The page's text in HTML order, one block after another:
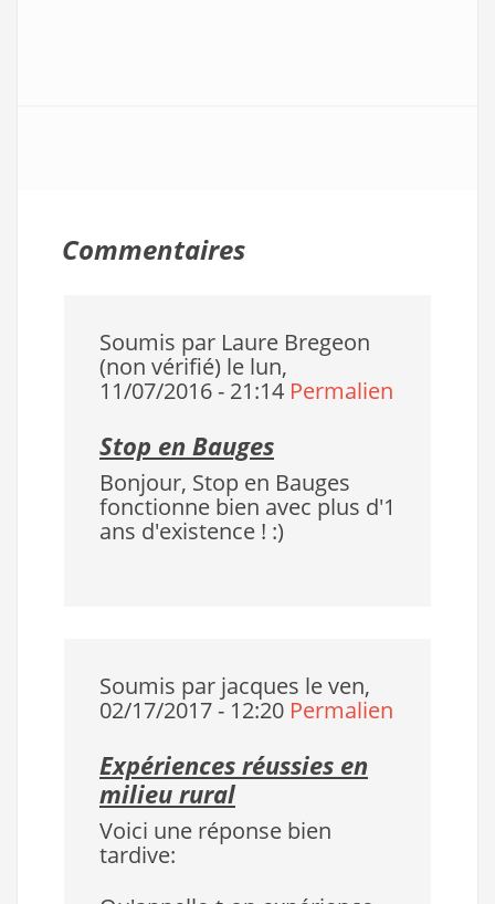
Commentaires
Soumis par Laure Bregeon
(non vérifié) le lun,
11/07/2016 - 21:14 Permalien
Stop en Bauges
Bonjour, Stop en Bauges
fonctionne bien avec plus d'1
ans d'existence ! :)
Soumis par jacques le ven,
02/17/2017 - 12:20 Permalien
Expériences réussies en
milieu rural
Voici une réponse bien
tardive: